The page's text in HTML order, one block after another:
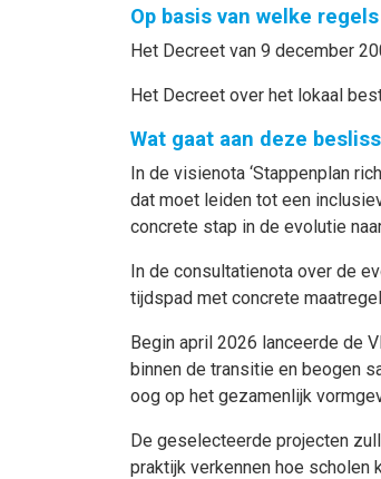
Op basis van welke
Het Decreet van 9 december
Het Decreet over het lokaal
Wat gaat aan deze
In de visienota ‘Stappenplan
dat moet leiden tot een
concrete stap in de evolutie
In de consultatienota over de
tijdspad met concrete
Begin april 2026 lanceerde de
binnen de transitie en beogen
oog op het gezamenlijk
De geselecteerde projecten
praktijk verkennen hoe scholen